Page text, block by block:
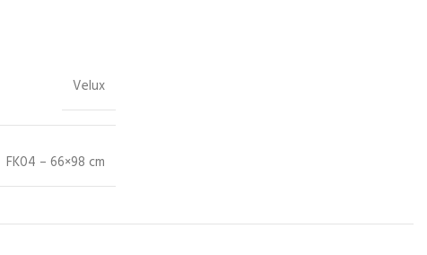
Velux
FK04 – 66×98 cm